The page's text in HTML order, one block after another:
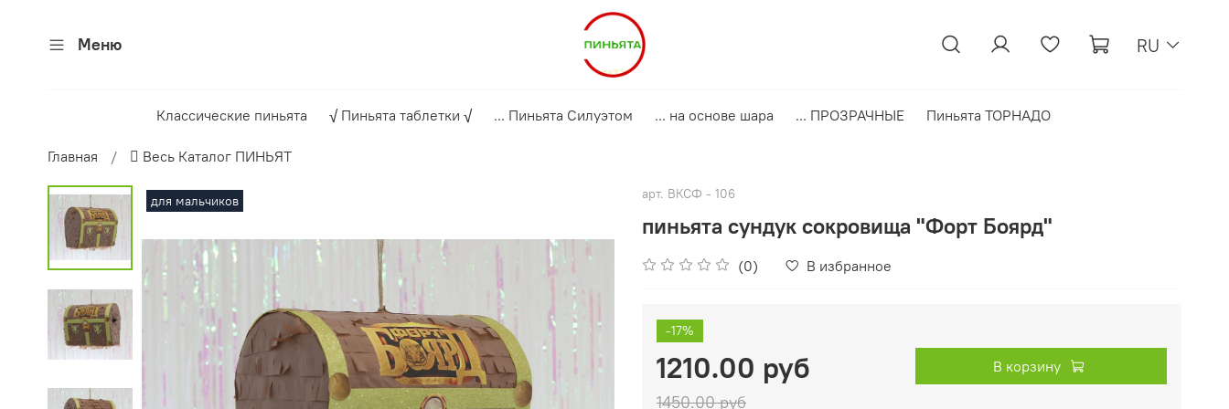
Меню RU
Классические пиньята √ Пиньята таблетки √ ... Пиньята Силуэтом ... на основе шара ... ПРОЗРАЧНЫЕ Пиньята ТОРНАДО
Главная  Весь Каталог ПИНЬЯТ
для мальчиков арт. ВКСФ - 106
пиньята сундук сокровища "Форт Боярд"
(0) В избранное
-17%
1210.00 руб
1450.00 руб
В корзину